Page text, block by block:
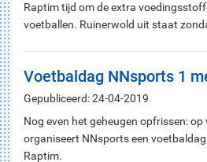
Raptim tijd om de extra
voetballen. Ruinerwold uit staat
Voetbaldag NNsports 1
Gepubliceerd: 24-04-2019
Nog even het geheugen opfrissen:
organiseert NNsports een
Raptim.